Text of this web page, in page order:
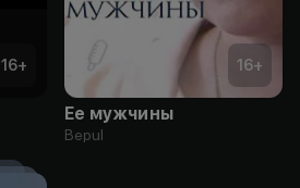
16+ 16+
Ее мужчины
Bepul